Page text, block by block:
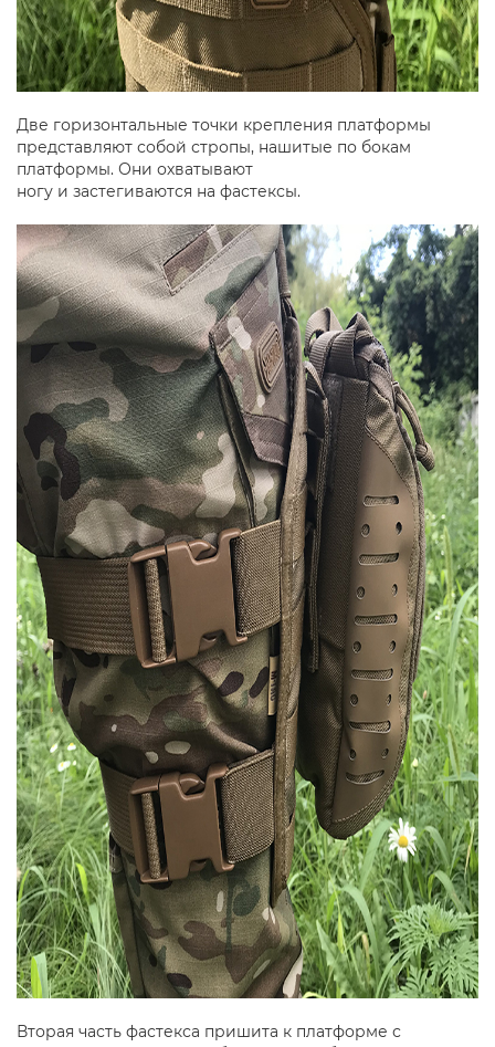
Две горизонтальные точки крепления платформы
представляют собой стропы, нашитые по бокам
платформы. Они охватывают
ногу и застегиваются на фастексы.
Вторая часть фастекса пришита к платформе с